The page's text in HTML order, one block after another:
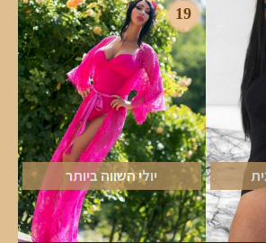
19
יולי השווה ביותר